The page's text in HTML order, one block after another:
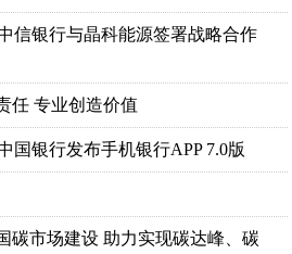
信银行与晶科能源签署战略合作
任 专业创造价值
国银行发布手机银行APP 7.0版
碳市场建设 助力实现碳达峰、碳